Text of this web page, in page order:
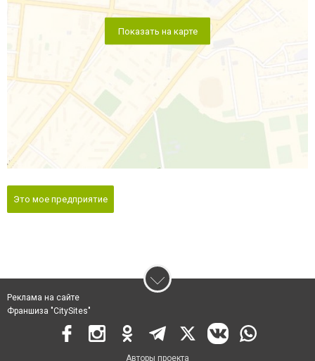
Показать на карте
Это мое предприятие
Реклама на сайте
Франшиза "CitySites"
Авторы проекта